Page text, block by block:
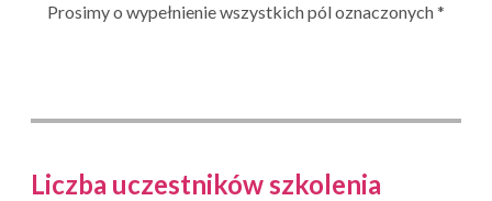
Prosimy o wypełnienie wszystkich pól oznaczonych *
Liczba uczestników szkolenia